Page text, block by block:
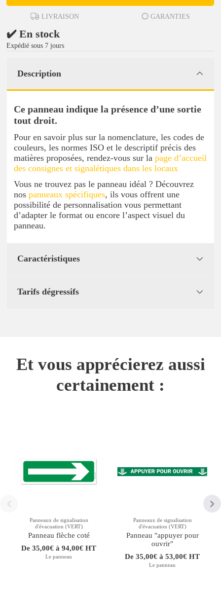
LIVRAISON GARANTIES
✔️ En stock
Expédié sous 7 jours
Description
Ce panneau indique la présence d’une sortie
tout droit.
Pour en savoir plus sur la nomenclature, les codes de
couleurs, les normes ISO et le descriptif précis des
matières proposées, rendez-vous sur la page d’accueil
des consignes et signalétiques dans les locaux
Vous ne trouvez pas le panneau idéal ? Découvrez
nos panneaux spécifiques, ils vous offrent une
possibilité de personnalisation vous permettant
d’adapter le format ou encore l’aspect visuel du
panneau.
Caractéristiques
Tarifs dégressifs
Et vous apprécierez aussi
certainement :
Panneaux de signalisation
d'évacuation (VERT)
Panneau flèche coté
De 35,00€ à 94,00€ HT
Le panneau
Panneaux de signalisation
d'évacuation (VERT)
Panneau "appuyer pour
ouvrir"
De 35,00€ à 53,00€ HT
Le panneau